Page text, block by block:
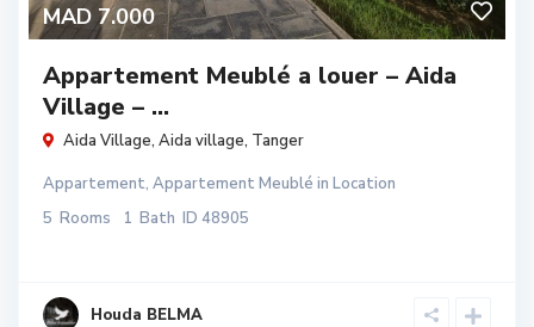
MAD 7.000
Appartement Meublé a louer – Aida
Village – ...
Aida Village, Aida village, Tanger
Appartement, Appartement Meublé in Location
5 Rooms 1 Bath ID 48905
Houda BELMA